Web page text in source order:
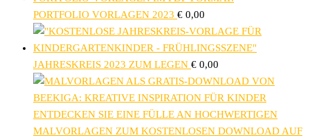
PORTFOLIO VORLAGEN 2023 € 0,00
JAHRESKREIS 2023 ZUM LEGEN € 0,00